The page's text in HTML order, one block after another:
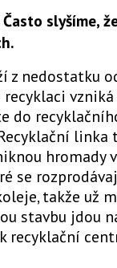
slyšíme,
z nedostatku
do
hromady
se
takže už
stavbu jdou
recyklační